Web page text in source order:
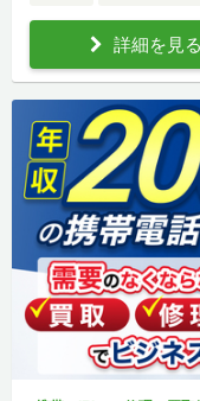
詳細を見る